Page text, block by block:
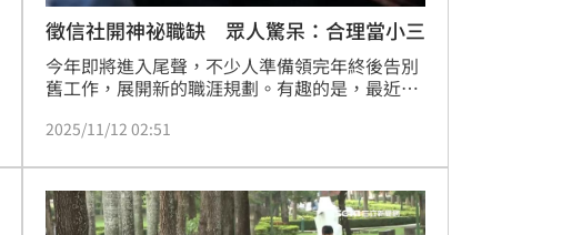
徵信社開神祕職缺 眾人驚呆：合理當小三
今年即將進入尾聲，不少人準備領完年終後告別
舊工作，展開新的職涯規劃。有趣的是，最近人
專員」。光是職稱就讓人浮想聯翩，以為是「小
薪竟高達5萬元，還特別註明需具備「情感心理
知識」與「婚姻法律實務應用」能力，曝光後立
刻掀起熱議。
2025/11/12 02:51